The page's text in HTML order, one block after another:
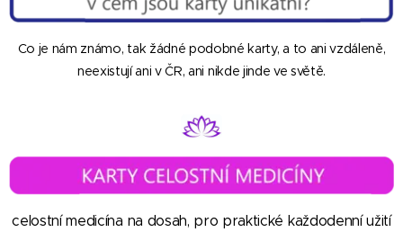
Co je nám známo, tak žádné podobné karty, a to ani vzdáleně,
neexistují ani v ČR, ani nikde jinde ve světě.
celostní medicína na dosah, pro praktické každodenní užití